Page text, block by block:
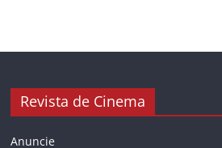
Revista de Cinema
Anuncie